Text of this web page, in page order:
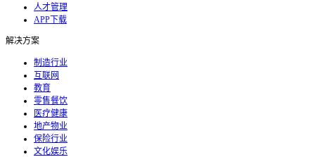
人才管理
APP下载
解决方案
制造行业
互联网
教育
零售餐饮
医疗健康
地产物业
保险行业
文化娱乐